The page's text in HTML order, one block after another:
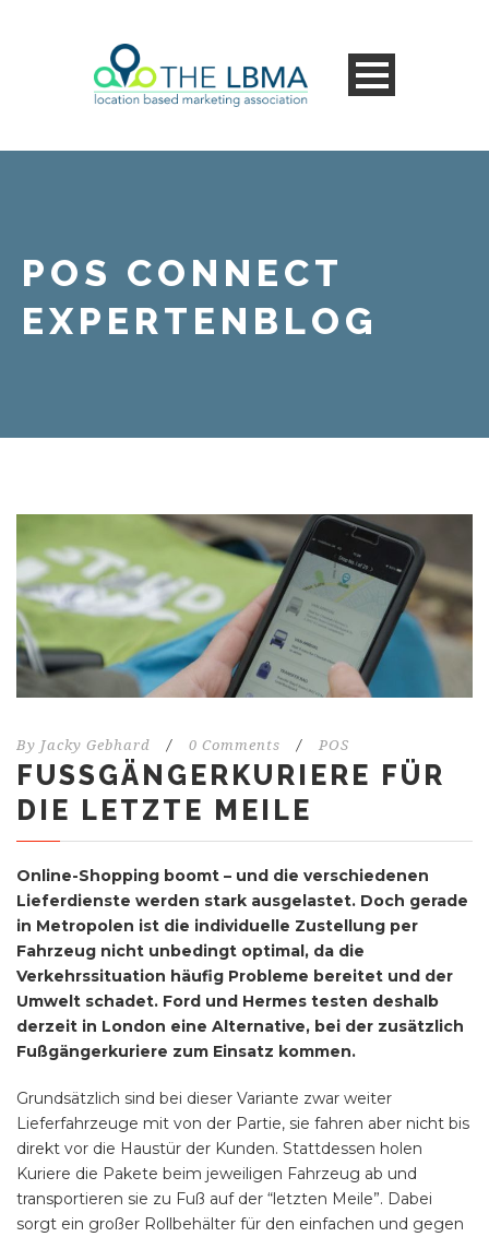
POS CONNECT
EXPERTENBLOG
By Jacky Gebhard / 0 Comments / POS
FUSSGÄNGERKURIERE FÜR D
IE LETZTE MEILE
Online-Shopping boomt – und die verschiedenen
Lieferdienste werden stark ausgelastet. Doch gerade
in Metropolen ist die individuelle Zustellung per
Fahrzeug nicht unbedingt optimal, da die
Verkehrssituation häufig Probleme bereitet und der
Umwelt schadet. Ford und Hermes testen deshalb
derzeit in London eine Alternative, bei der zusätzlich
Fußgängerkuriere zum Einsatz kommen.
Grundsätzlich sind bei dieser Variante zwar weiter
Lieferfahrzeuge mit von der Partie, sie fahren aber nicht bis
direkt vor die Haustür der Kunden. Stattdessen holen
Kuriere die Pakete beim jeweiligen Fahrzeug ab und
transportieren sie zu Fuß auf der “letzten Meile”. Dabei
sorgt ein großer Rollbehälter für den einfachen und gegen